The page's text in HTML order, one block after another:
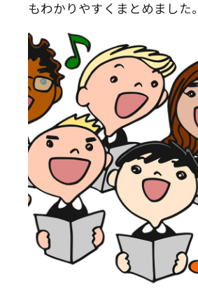
もわかりやすくまとめました。